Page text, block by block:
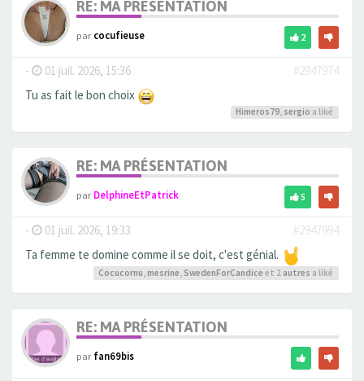
RE: MA PRÉSENTATION
parcocufieuse 2
- 01 juil. 2026, 15:36
#2947974
Tu as fait le bon choix
Himeros79, sergio a liké
RE: MA PRÉSENTATION
parDelphineEtPatrick 5
- 01 juil. 2026, 19:33
#2947994
Ta femme te domine comme il se doit, c'est génial.
Cocucornu mesrine SwedenForCandice et 2 autres a liké
RE: MA PRÉSENTATION
parfan69bis